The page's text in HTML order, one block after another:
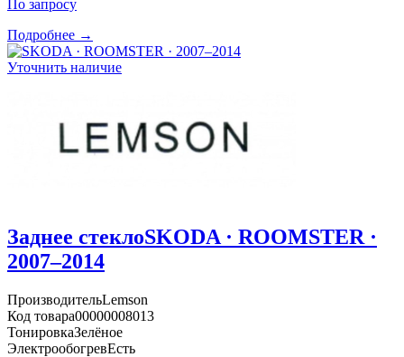
По запросу
Подробнее →
Уточнить наличие
Заднее стеклоSKODA · ROOMSTER ·
2007–2014
ПроизводительLemson
Код товара00000008013
ТонировкаЗелёное
ЭлектрообогревЕсть